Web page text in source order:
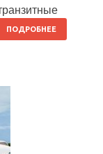
ПОДРОБНЕЕ